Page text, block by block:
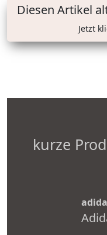
Diesen Artikel
Jetzt
kurze